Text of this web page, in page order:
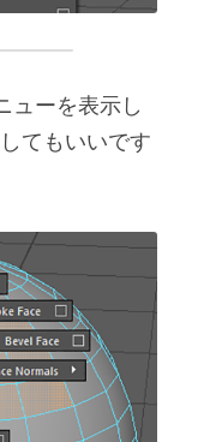
ューを表示し
してもいいです